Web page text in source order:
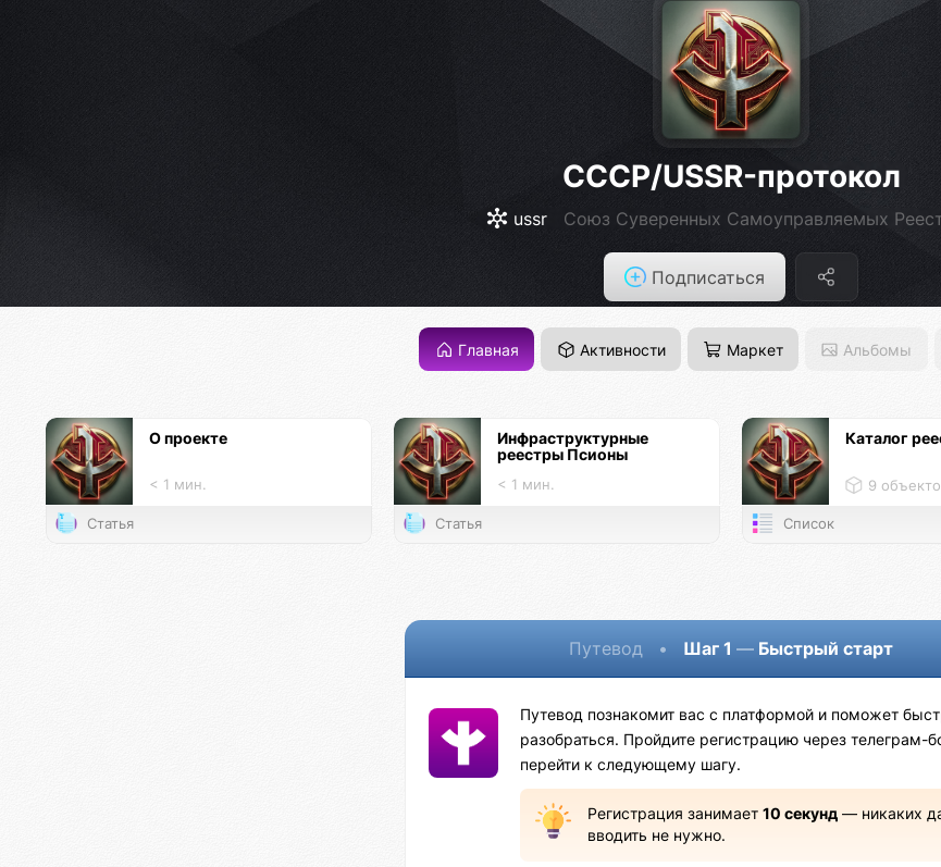
СССР/USSR-протокол
ussr Союз Суверенных Самоуправляемых
Подписаться
Главная Активности Маркет Альбомы
О проекте
< 1 мин.
Статья
Инфраструктурные
реестры Псионы
< 1 мин.
Статья
Каталог
9
Список
Путевод • Шаг 1 — Быстрый старт
Путевод познакомит вас с платформой и поможет
разобраться. Пройдите регистрацию через телеграм-
перейти к следующему шагу.
Регистрация занимает 10 секунд— никаких
вводить не нужно.